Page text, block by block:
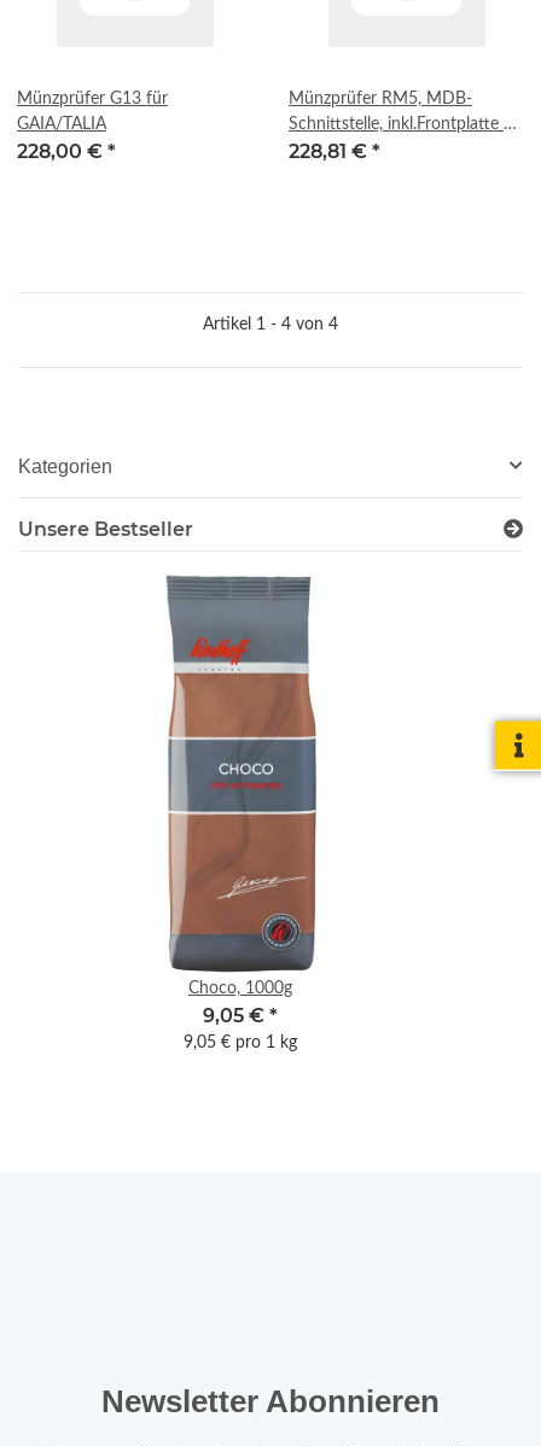
Münzprüfer G13 für
GAIA/TALIA
228,00 € *
Münzprüfer RM5, MDB-
Schnittstelle, inkl.Frontplatte u
Kabel
228,81 € *
Artikel 1 - 4 von 4
Kategorien
Unsere Bestseller
Choco, 1000g
9,05 € *
9,05 € pro 1 kg
Newsletter Abonnieren